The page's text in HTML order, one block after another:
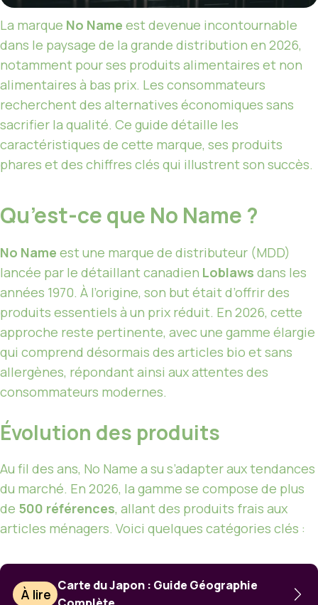
La marque No Name est devenue incontournable
dans le paysage de la grande distribution en 2026,
notamment pour ses produits alimentaires et non
alimentaires à bas prix. Les consommateurs
recherchent des alternatives économiques sans
sacrifier la qualité. Ce guide détaille les
caractéristiques de cette marque, ses produits
phares et des chiffres clés qui illustrent son succès.
Qu’est-ce que No Name ?
No Name est une marque de distributeur (MDD)
lancée par le détaillant canadien Loblaws dans les
années 1970. À l’origine, son but était d’offrir des
produits essentiels à un prix réduit. En 2026, cette
approche reste pertinente, avec une gamme élargie
qui comprend désormais des articles bio et sans
allergènes, répondant ainsi aux attentes des
consommateurs modernes.
Évolution des produits
Au fil des ans, No Name a su s’adapter aux tendances
du marché. En 2026, la gamme se compose de plus
de 500 références, allant des produits frais aux
articles ménagers. Voici quelques catégories clés :
À lire
Carte du Japon : Guide Géographie